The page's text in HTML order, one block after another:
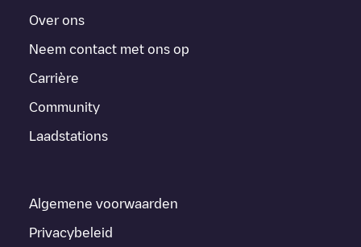
Over ons
Neem contact met ons op
Carrière
Community
Laadstations
Algemene voorwaarden
Privacybeleid